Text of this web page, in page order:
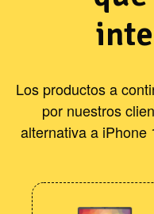
Los productos a
por nuestros
alternativa a iPhone